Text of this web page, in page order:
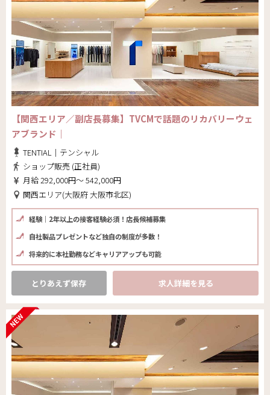
【関西エリア／副店長募集】TVCMで話題のリカバリーウェ
アブランド｜
TENTIAL｜テンシャル
ショップ販売 (正社員)
月給 292,000円～ 542,000円
関西エリア(大阪府 大阪市北区)
経験｜2年以上の接客経験必須！店長候補募集
自社製品プレゼントなど独自の制度が多数！
将来的に本社勤務などキャリアアップも可能
とりあえず保存 求人詳細を見る